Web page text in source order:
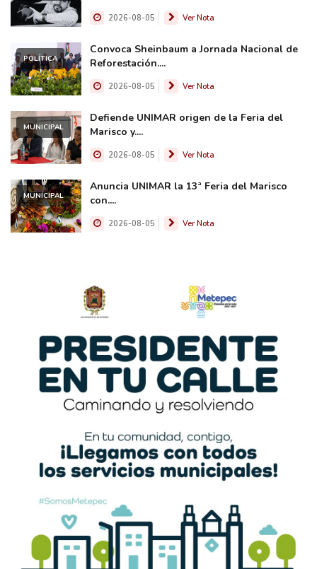
2026-08-05 Ver Nota
POLÍTICA
Convoca Sheinbaum a Jornada Nacional de
Reforestación....
2026-08-05 Ver Nota
MUNICIPAL
Defiende UNIMAR origen de la Feria del
Marisco y....
2026-08-05 Ver Nota
MUNICIPAL
Anuncia UNIMAR la 13ª Feria del Marisco
con....
2026-08-05 Ver Nota